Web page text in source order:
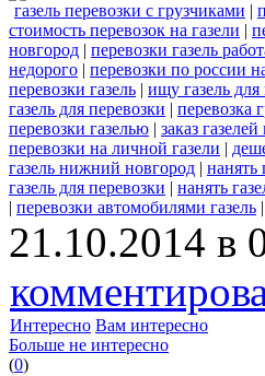
газель перевозки с грузчиками |
стоимость перевозок на газели |
новгород | перевозки газель
недорого | перевозки по россии
перевозки газель | ищу газель для
газель для перевозки | перевозка
перевозки газелью | заказ
перевозки на личной газели |
газель нижний новгород | нанять
газель для перевозки | нанять
| перевозки автомобилями газель |
21.10.2014 в
Интересно Вам интересно
Больше не интересно
(0)